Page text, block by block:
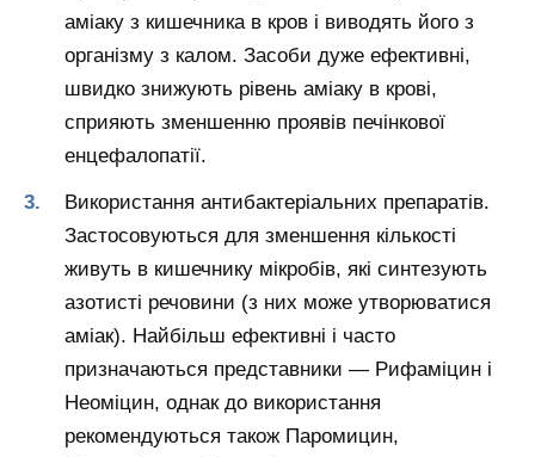
аміаку з кишечника в кров і виводять його з
організму з калом. Засоби дуже ефективні,
швидко знижують рівень аміаку в крові,
сприяють зменшенню проявів печінкової
енцефалопатії.
Використання антибактеріальних препаратів.
Застосовуються для зменшення кількості
живуть в кишечнику мікробів, які синтезують
азотисті речовини (з них може утворюватися
аміак). Найбільш ефективні і часто
призначаються представники — Рифаміцин і
Неоміцин, однак до використання
рекомендуються також Паромицин,